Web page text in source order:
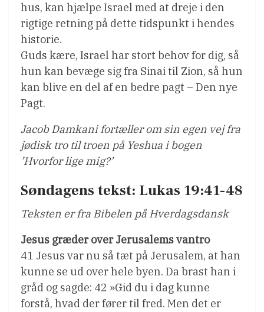
hus, kan hjælpe Israel med at dreje i den
rigtige retning på dette tidspunkt i hendes
historie.
Guds kære, Israel har stort behov for dig, så
hun kan bevæge sig fra Sinai til Zion, så hun
kan blive en del af en bedre pagt – Den nye
Pagt.
Jacob Damkani fortæller om sin egen vej fra
jødisk tro til troen på Yeshua i bogen
’Hvorfor lige mig?’
Søndagens tekst: Lukas 19:41-48
Teksten er fra Bibelen på Hverdagsdansk
Jesus græder over Jerusalems vantro
41 Jesus var nu så tæt på Jerusalem, at han
kunne se ud over hele byen. Da brast han i
gråd og sagde: 42 »Gid du i dag kunne
forstå, hvad der fører til fred. Men det er